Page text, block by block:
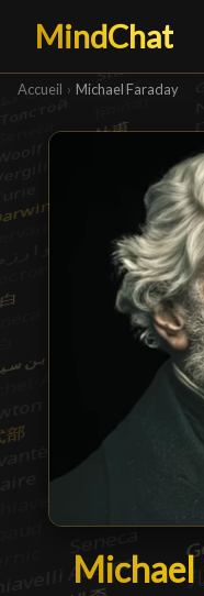
MindChat
Accueil › Michael Faraday
Michael
Michael